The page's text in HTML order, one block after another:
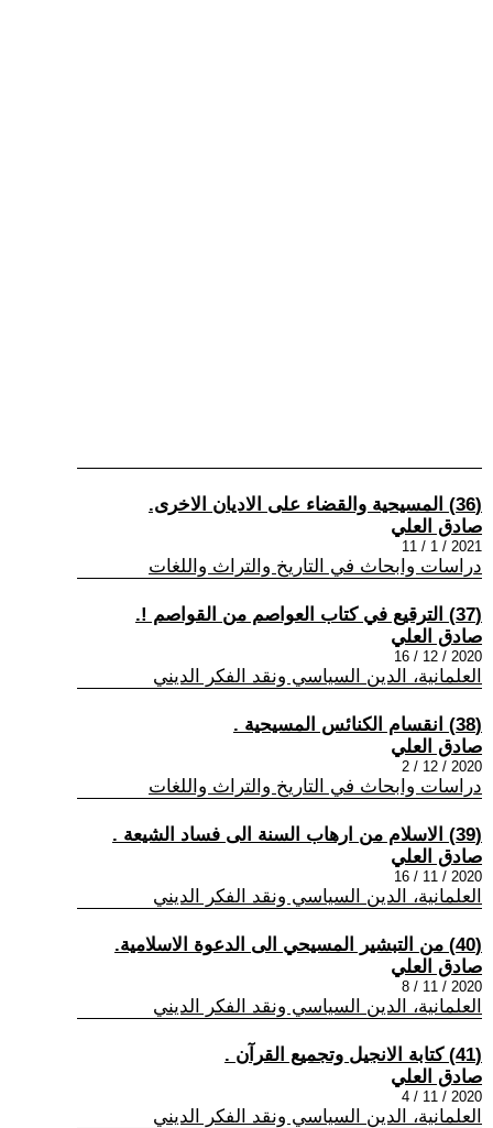
(36) المسيحية والقضاء على الاديان الاخرى.
صادق العلي
2021 / 1 / 11
دراسات وابحاث في التاريخ والتراث واللغات
(37) الترقيع في كتاب العواصم من القواصم !.
صادق العلي
2020 / 12 / 16
العلمانية، الدين السياسي ونقد الفكر الديني
(38) انقسام الكنائس المسيحية .
صادق العلي
2020 / 12 / 2
دراسات وابحاث في التاريخ والتراث واللغات
(39) الاسلام من ارهاب السنة الى فساد الشيعة .
صادق العلي
2020 / 11 / 16
العلمانية، الدين السياسي ونقد الفكر الديني
(40) من التبشير المسيحي الى الدعوة الاسلامية.
صادق العلي
2020 / 11 / 8
العلمانية، الدين السياسي ونقد الفكر الديني
(41) كتابة الانجيل وتجميع القرآن .
صادق العلي
2020 / 11 / 4
العلمانية، الدين السياسي ونقد الفكر الديني